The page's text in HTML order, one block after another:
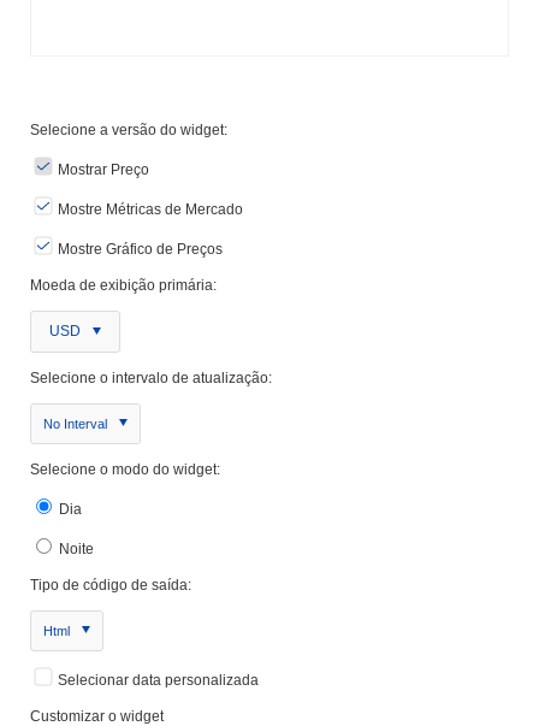
Selecione a versão do widget:
Mostrar Preço
Mostre Métricas de Mercado
Mostre Gráfico de Preços
Moeda de exibição primária:
USD
Selecione o intervalo de atualização:
No Interval
Selecione o modo do widget:
Dia
Noite
Tipo de código de saída:
Html
Selecionar data personalizada
Customizar o widget